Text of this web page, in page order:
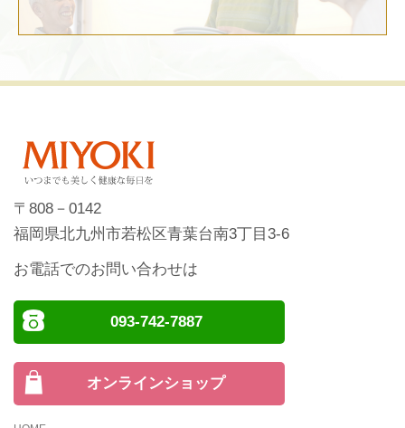
〒808－0142
福岡県北九州市若松区青葉台南3丁目3-6
お電話でのお問い合わせは
093-742-7887
オンラインショップ